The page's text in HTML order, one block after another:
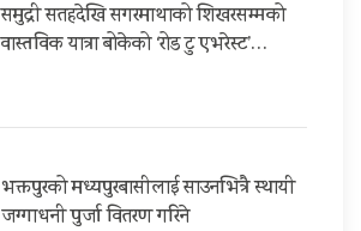
समुद्री सतहदेखि सगरमाथाको शिखरसम्मको
वास्तविक यात्रा बोकेको ‘रोड टु एभरेस्ट’…
भक्तपुरको मध्यपुरबासीलाई साउनभित्रै स्थायी
जग्गाधनी पुर्जा वितरण गरिने